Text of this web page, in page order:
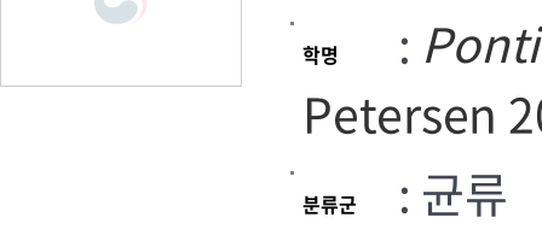
학명 :
Petersen
분류군 : 균류